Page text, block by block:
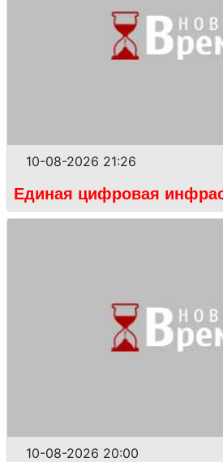
10-08-2026 21:26
Единая цифровая
10-08-2026 20:00